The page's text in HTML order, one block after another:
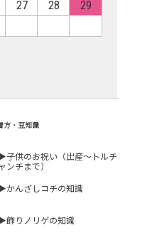
方・豆知識
子供のお祝い（出産～トルチ
ャンチまで）
かんざしコチの知識
飾りノリゲの知識